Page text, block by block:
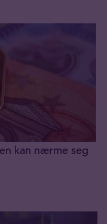
kan nærme seg